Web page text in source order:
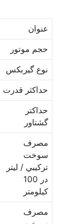
ﻋﻨﻮﺍﻥ
ﺣﺠﻢ ﻣﻮﺗﻮﺭ
ﻧﻮﻉ ﮔﻴﺮﺑﻜﺲ
ﺣﺪﺍﻛﺜﺮ ﻗﺪﺭﺕ
ﺣﺪﺍﻛﺘﺮ
ﮔﺸﺘﺎﻭﺭ
ﻣﺼﺮﻑ
ﺳﻮﺧﺖ
ﺗﺮﻛﻴﺒﻲ / لیتر
در 100
کیلومتر
ﻣﺼﺮﻑ